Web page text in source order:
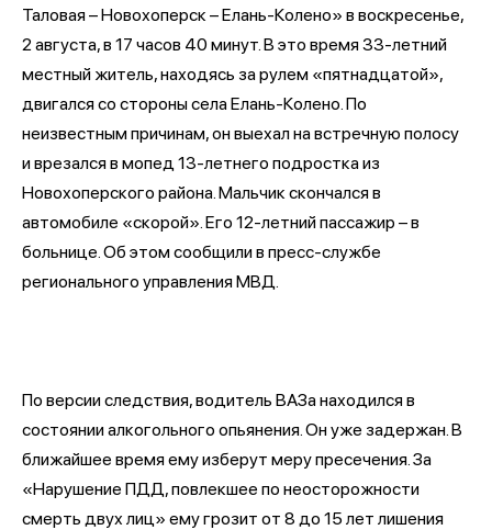
Таловая – Новохоперск – Елань-Колено» в воскресенье,
2 августа, в 17 часов 40 минут. В это время 33-летний
местный житель, находясь за рулем «пятнадцатой»,
двигался со стороны села Елань-Колено. По
неизвестным причинам, он выехал на встречную полосу
и врезался в мопед 13-летнего подростка из
Новохоперского района. Мальчик скончался в
автомобиле «скорой». Его 12-летний пассажир – в
больнице. Об этом сообщили в пресс-службе
регионального управления МВД.
По версии следствия, водитель ВАЗа находился в
состоянии алкогольного опьянения. Он уже задержан. В
ближайшее время ему изберут меру пресечения. За
«Нарушение ПДД, повлекшее по неосторожности
смерть двух лиц» ему грозит от 8 до 15 лет лишения